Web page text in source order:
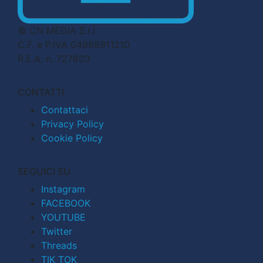
© CN MEDIA S.r.l.
C.F. e P.IVA 04998911210
R.E.A. n. 727803
CONTATTI
Contattaci
Privacy Policy
Cookie Policy
SEGUICI SU
Instagram
FACEBOOK
YOUTUBE
Twitter
Threads
TIK TOK